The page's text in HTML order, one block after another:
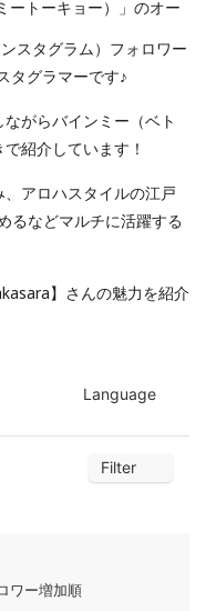
ートーキョー）」のオー
スタグラム） フォロワー
タグラマーです♪
がらバインミー（ベト
紹介しています！
アロハスタイルの江戸
るなどマルチに活躍する
】さんの魅力を紹介